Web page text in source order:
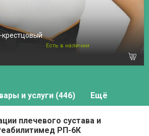
Есть в наличии
и услуги (446) Ещё
плечевого сустава и
РП-6К